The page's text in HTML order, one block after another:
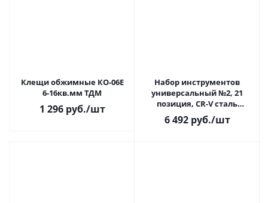
Клещи обжимные КО-06Е
6-16кв.мм ТДМ
1 296руб./шт
Набор инструментов
универсальный №2, 21
позиция, CR-V сталь
"Алмаз" TDM 1/5
6 492руб./шт